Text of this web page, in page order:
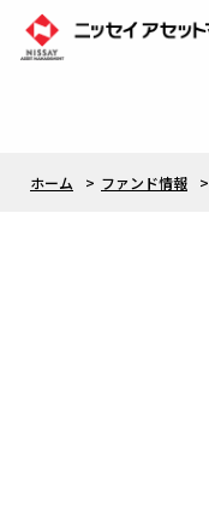
ホーム ファンド情報